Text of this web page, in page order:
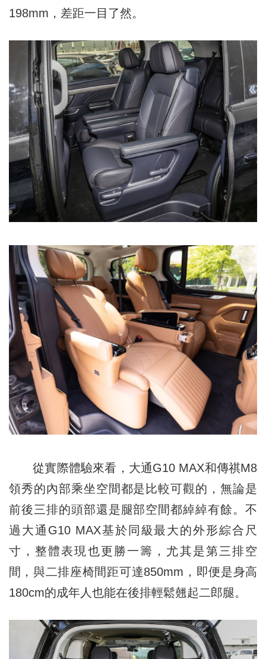
198mm，差距一目了然。
從實際體驗來看，大通G10 MAX和傳祺M8
領秀的內部乘坐空間都是比較可觀的，無論是
前後三排的頭部還是腿部空間都綽綽有餘。不
過大通G10 MAX基於同級最大的外形綜合尺
寸，整體表現也更勝一籌，尤其是第三排空
間，與二排座椅間距可達850mm，即便是身高
180cm的成年人也能在後排輕鬆翹起二郎腿。